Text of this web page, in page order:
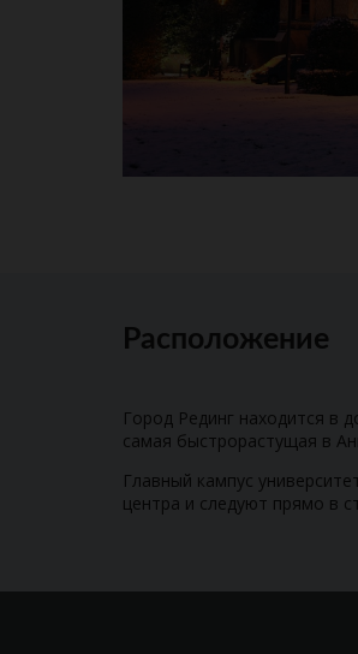
Расположение
Город Рединг находится в
самая быстрорастущая в
Главный кампус
центра и следуют прямо в